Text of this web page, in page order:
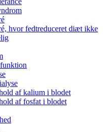
hvor fedtreduceret diæt ikke
af kalium i blodet
af fosfat i blodet